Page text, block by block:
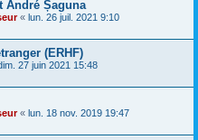
André Șaguna
« lun. 26 juil. 2021 9:10
(ERHF)
27 juin 2021 15:48
« lun. 18 nov. 2019 19:47